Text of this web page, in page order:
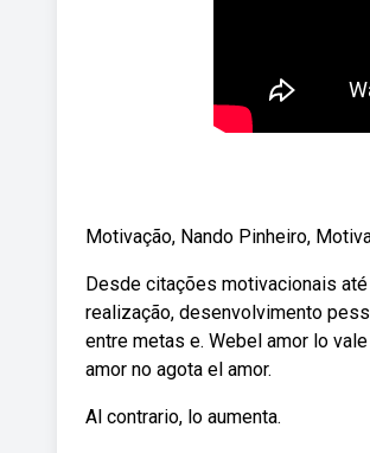
Motivação, Nando Pinheiro,
Desde citações motivacionais
realização, desenvolvimento
entre metas e. Webel amor lo
amor no agota el amor.
Al contrario, lo aumenta.